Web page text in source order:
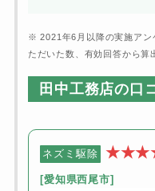
※ 2021年6月以降の実施アン
ただいた数、有効回答から算
田中工務店の口
ネズミ駆除
[愛知県西尾市]